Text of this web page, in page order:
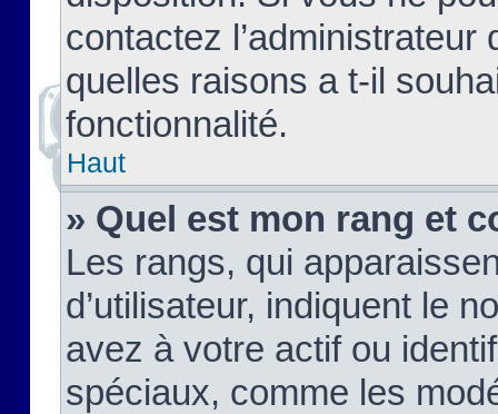
contactez
quelles raisons a t-il
fonctionnalité.
Haut
» Quel est mon rang et
Les rangs, qui
d’utilisateur, indiquent le
avez à votre actif ou
spéciaux, comme les